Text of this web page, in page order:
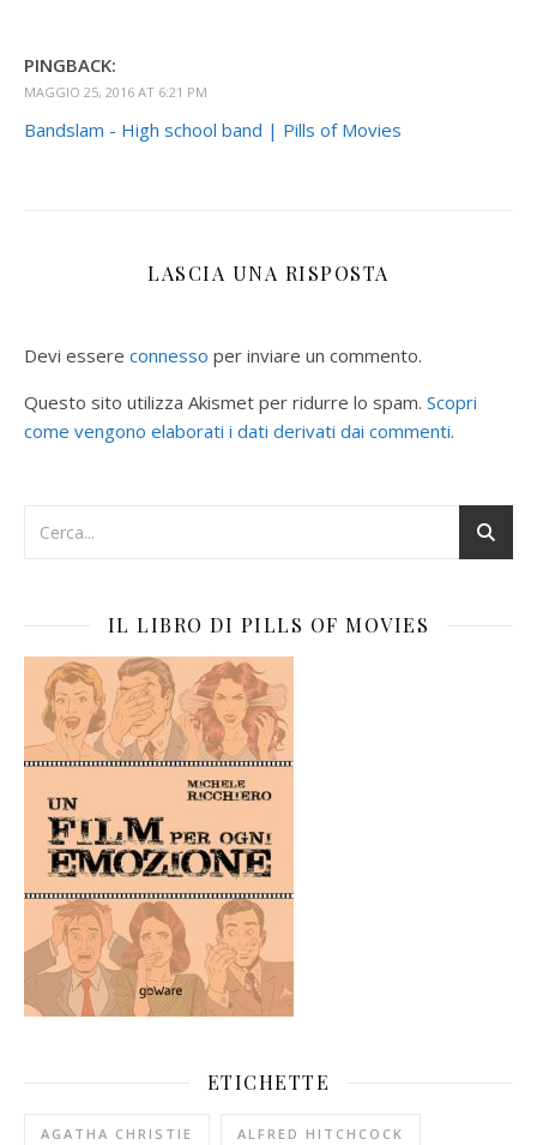
PINGBACK:
MAGGIO 25, 2016 AT 6:21 PM
Bandslam - High school band | Pills of Movies
LASCIA UNA RISPOSTA
Devi essere connesso per inviare un commento.
Questo sito utilizza Akismet per ridurre lo spam. Scopri
come vengono elaborati i dati derivati dai commenti.
IL LIBRO DI PILLS OF MOVIES
ETICHETTE
AGATHA CHRISTIE ALFRED HITCHCOCK